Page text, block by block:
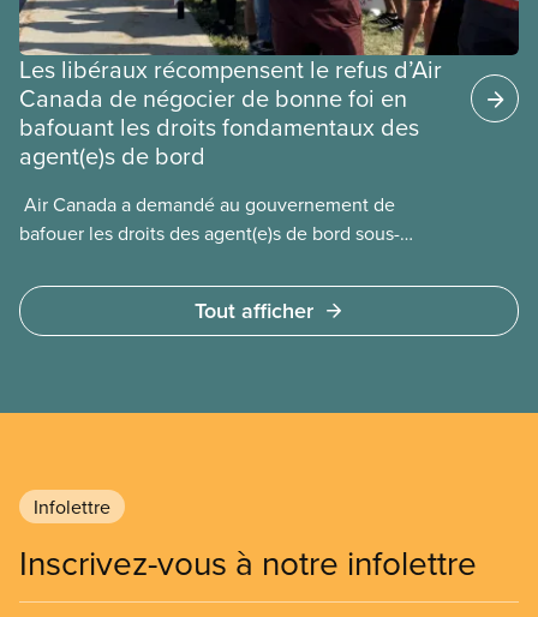
Les libéraux récompensent le refus d’Air
Canada de négocier de bonne foi en
bafouant les droits fondamentaux des
agent(e)s de bord
​ Air Canada a demandé au gouvernement de
bafouer les droits des agent(e)s de bord sous-
ministre de l’Emploi, Patty Hajdu, n’a attendu que
quelques heures pour accéder à cette demande de
Tout afficher
Infolettre
Inscrivez-vous à notre infolettre